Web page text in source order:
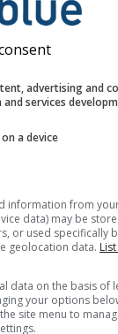
advertising and
services
a device
information from
data) may be
or used specifically
geolocation data.
data on the basis of
your options
site menu to